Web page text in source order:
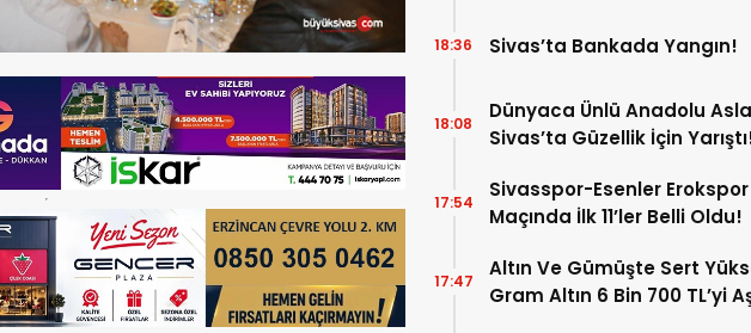
Sivas’ta Bankada Yangın!
18:36
Dünyaca Ünlü Anadolu
Sivas’ta Güzellik İçin
18:08
Sivasspor-Esenler Erokspor
Maçında İlk 11’ler Belli Oldu!
17:54
Altın Ve Gümüşte Sert
Gram Altın 6 Bin 700 TL’yi
17:47